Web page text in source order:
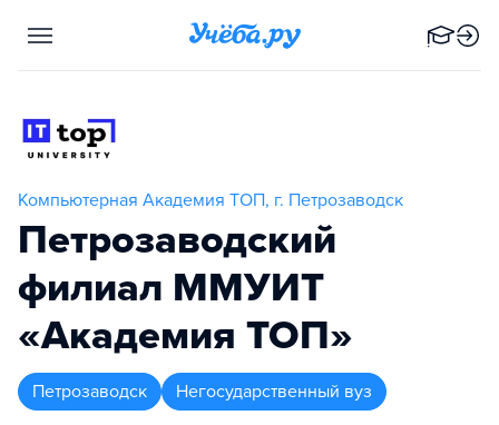
Компьютерная Академия TOП, г. Петрозаводск
Петрозаводский
филиал ММУИТ
«Академия TOП»
Петрозаводск Негосударственный вуз